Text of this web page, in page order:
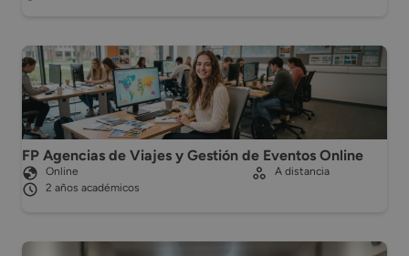
FP Agencias de Viajes y Gestión de Eventos Online
Online
2 años académicos
A distancia